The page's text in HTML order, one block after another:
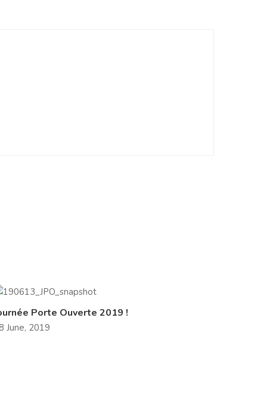
Porte Ouverte 2019 !
June, 2019